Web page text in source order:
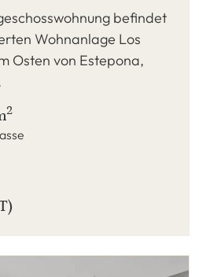
befindet
Wohnanlage Los
Osten von Estepona,
2